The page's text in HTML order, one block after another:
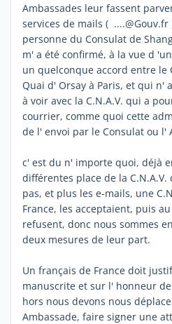
Ambassades leur fassent
services de mails (
personne du Consulat de
m' a été confirmé, à la vue d
un quelconque accord entre le
Quai d' Orsay à Paris, et qui n'
à voir avec la C.N.A.V. qui a
courrier, comme quoi cette
de l' envoi par le Consulat ou l'
c' est du n' importe quoi, déjà
différentes place de la
pas, et plus les e-mails, une
France, les acceptaient, puis
refusent, donc nous sommes
deux mesures de leur part.
Un français de France doit
manuscrite et sur l' honneur
hors nous devons nous
Ambassade, faire signer une